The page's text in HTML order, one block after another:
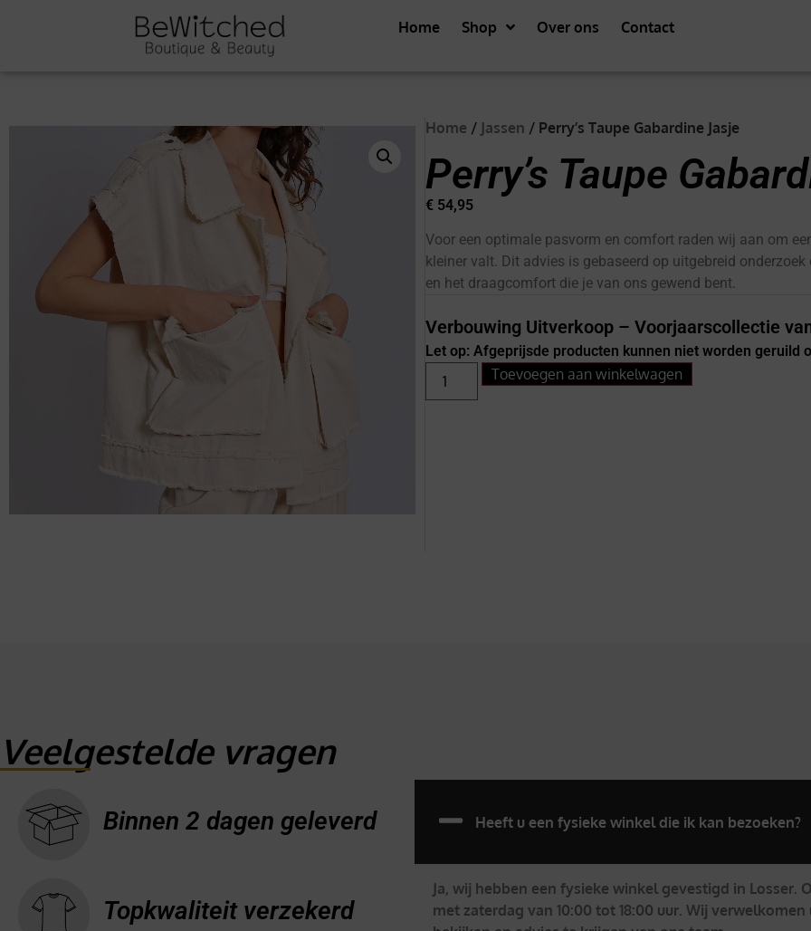
Home Shop Over ons Contact
Home / Jassen / Perry’s Taupe Gabardine Jasje
Perry’s Taupe
€ 54,95
Voor een optimale pasvorm en comfort raden wij aan om
kleiner valt. Dit advies is gebaseerd op uitgebreid
en het draagcomfort die je van ons gewend bent.
Verbouwing Uitverkoop – Voorjaarscollectie
Let op: Afgeprijsde producten kunnen niet worden geruild
Toevoegen aan winkelwagen
Veelgestelde vragen
Binnen 2 dagen geleverd
Topkwaliteit verzekerd
Heeft u een fysieke winkel die ik kan bezoeken?
Ja, wij hebben een fysieke winkel gevestigd in
met zaterdag van 10:00 tot 18:00 uur. Wij